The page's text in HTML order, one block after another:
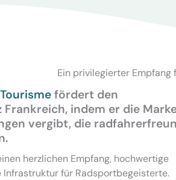
Ein privilegierter
fördert den
indem er die
vergibt, die
herzlichen Empfang, hochwertige
Infrastruktur für Radsportbegeisterte.